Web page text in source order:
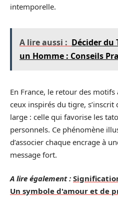
intemporelle.
A lire aussi : Décider du
un Homme : Conseils
En France, le retour des
ceux inspirés du tigre, s’inscrit
large : celle qui favorise les
personnels. Ce phénomène
d’associer chaque encrage à
message fort.
A lire également :
Un symbole d'amour et de